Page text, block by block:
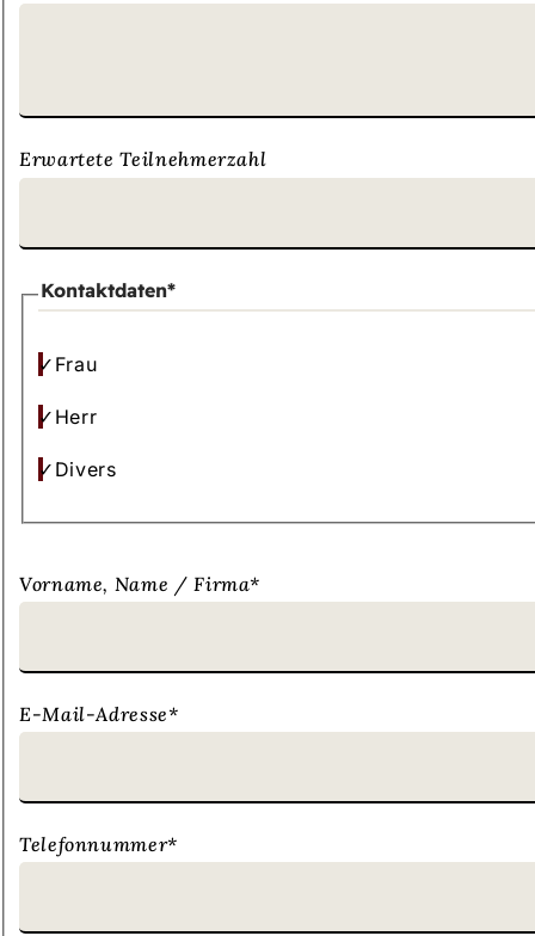
Sie
Ihrer
geplanten
Erwartete Teilnehmerzahl
Kontaktdaten*
Frau
Herr
Divers
Vorname, Name / Firma*
E-Mail-Adresse*
Telefonnummer*